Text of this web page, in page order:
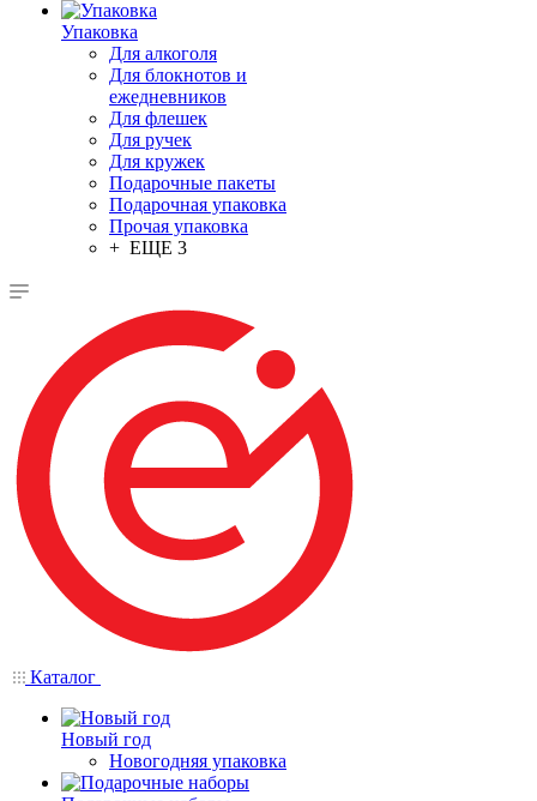
Упаковка
Для алкоголя
Для блокнотов и
ежедневников
Для флешек
Для ручек
Для кружек
Подарочные пакеты
Подарочная упаковка
Прочая упаковка
+ ЕЩЕ 3
Каталог
Новый год
Новогодняя упаковка